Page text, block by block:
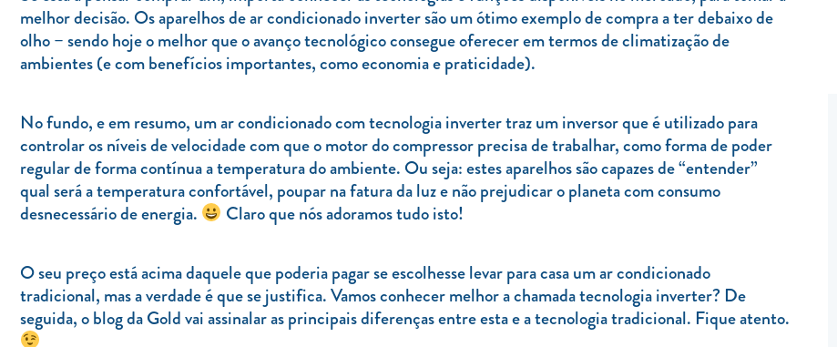
melhor decisão. Os aparelhos de ar condicionado inverter são um ótimo exemplo de compra a ter debaixo de
olho – sendo hoje o melhor que o avanço tecnológico consegue oferecer em termos de climatização de
ambientes (e com benefícios importantes, como economia e praticidade).
No fundo, e em resumo, um ar condicionado com tecnologia inverter traz um inversor que é utilizado para
controlar os níveis de velocidade com que o motor do compressor precisa de trabalhar, como forma de poder
regular de forma contínua a temperatura do ambiente. Ou seja: estes aparelhos são capazes de “entender”
qual será a temperatura confortável, poupar na fatura da luz e não prejudicar o planeta com consumo
desnecessário de energia.
Claro que nós adoramos tudo isto!
O seu preço está acima daquele que poderia pagar se escolhesse levar para casa um ar condicionado
tradicional, mas a verdade é que se justifica. Vamos conhecer melhor a chamada tecnologia inverter? De
seguida, o blog da Gold vai assinalar as principais diferenças entre esta e a tecnologia tradicional. Fique atento.